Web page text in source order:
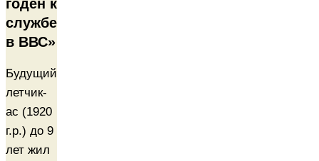
годен к
службе
в ВВС»
Будущий
летчик-
ас (1920
г.р.) до 9
лет жил